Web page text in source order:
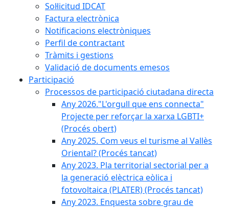
Sol·licitud IDCAT
Factura electrònica
Notificacions electròniques
Perfil de contractant
Tràmits i gestions
Validació de documents emesos
Participació
Processos de participació ciutadana directa
Any 2026."L'orgull que ens connecta"
Projecte per reforçar la xarxa LGBTI+
(Procés obert)
Any 2025. Com veus el turisme al Vallès
Oriental? (Procés tancat)
Any 2023. Pla territorial sectorial per a
la generació elèctrica eòlica i
fotovoltaica (PLATER) (Procés tancat)
Any 2023. Enquesta sobre grau de